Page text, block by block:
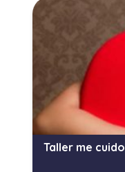
Taller me